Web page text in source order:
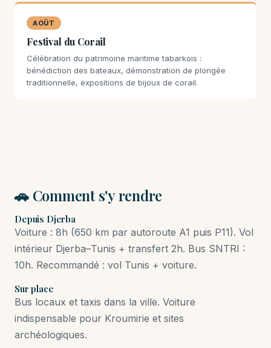
AOÛT
Festival du Corail
Célébration du patrimoine maritime tabarkois :
bénédiction des bateaux, démonstration de plongée
traditionnelle, expositions de bijoux de corail.
🚗 Comment s'y rendre
Depuis Djerba
Voiture : 8h (650 km par autoroute A1 puis P11). Vol
intérieur Djerba–Tunis + transfert 2h. Bus SNTRI :
10h. Recommandé : vol Tunis + voiture.
Sur place
Bus locaux et taxis dans la ville. Voiture
indispensable pour Kroumirie et sites
archéologiques.